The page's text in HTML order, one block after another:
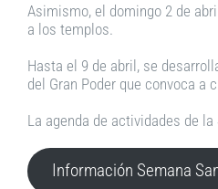
Asimismo, el domingo 2 de
a los templos.
Hasta el 9 de abril, se
del Gran Poder que convoca
La agenda de actividades de
Información Semana